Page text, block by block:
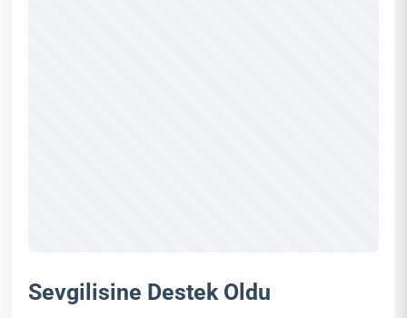
Sevgilisine Destek Oldu